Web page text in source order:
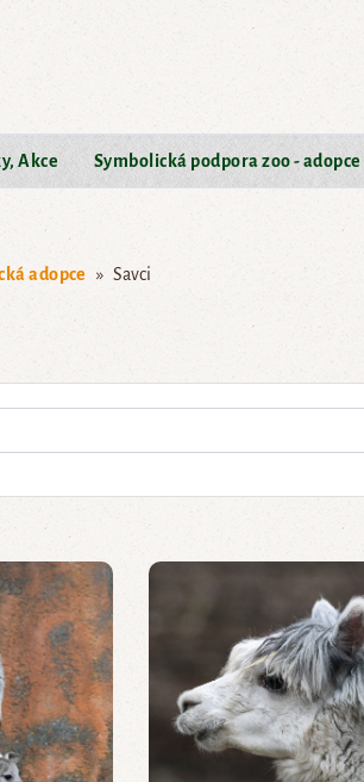
Akce Symbolická podpora zoo - adopce
adopce Savci